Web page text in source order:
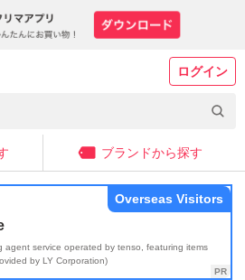
ログイン
ブランドから探す
agent service operated by tenso, featuring items
by LY Corporation)
Overseas Visitors